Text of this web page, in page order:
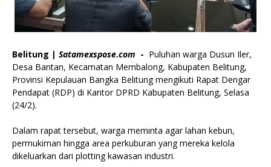
Belitung | Satamexspose.com - Puluhan warga Dusun Iler,
Desa Bantan, Kecamatan Membalong, Kabupaten Belitung,
Provinsi Kepulauan Bangka Belitung mengikuti Rapat Dengar
Pendapat (RDP) di Kantor DPRD Kabupaten Belitung, Selasa
(24/2).
‎Dalam rapat tersebut, warga meminta agar lahan kebun,
permukiman hingga area perkuburan yang mereka kelola
dikeluarkan dari plotting kawasan industri.